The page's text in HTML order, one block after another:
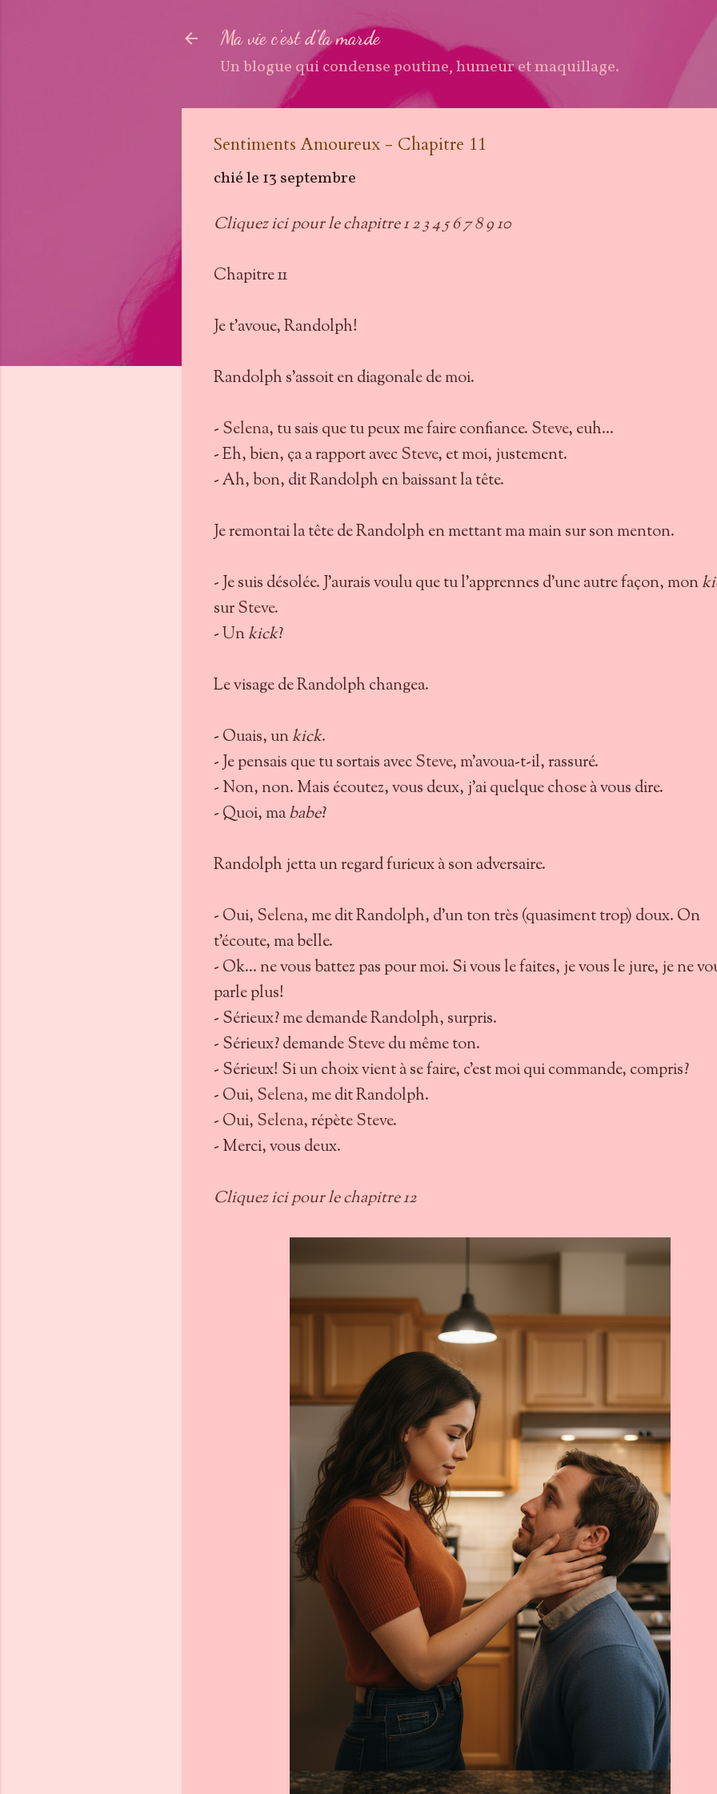
Ma vie c'est d'la marde
Un blogue qui condense poutine, humeur et maquillage.
Sentiments Amoureux - Chapitre 11
chié le 13 septembre
Cliquez ici pour le chapitre 12345 678910
Chapitre 11
Je t'avoue, Randolph!
Randolph s'assoit en diagonale de moi.
- Selena, tu sais que tu peux me faire confiance. Steve, euh...
- Eh, bien, ça a rapport avecSteve, et moi, justement.
- Ah, bon, dit Randolph en baissant la tête.
Je remontai la tête de Randolph en mettant ma main sur son menton.
- Je suis désolée. J'aurais voulu que tu l'apprennes d'une autre façon, mon
surSteve.
- Unkick?
Le visage de Randolph changea.
- Ouais, unkick.
- Je pensais que tu sortais avecSteve, m'avoua-t-il, rassuré.
- Non, non. Mais écoutez, vous deux, j'ai quelque chose à vous dire.
- Quoi, mababe?
Randolph jetta un regard furieux à son adversaire.
- Oui, Selena, me dit Randolph, d'un ton très (quasiment trop) doux. On
t'écoute, ma belle.
- Ok... ne vous battez pas pour moi. Si vous le faites, je vous le jure, je ne
parle plus!
- Sérieux? me demande Randolph, surpris.
- Sérieux? demandeStevedu même ton.
- Sérieux! Si un choix vient à se faire, c'est moi qui commande, compris?
- Oui, Selena, me dit Randolph.
- Oui, Selena, répèteSteve.
- Merci, vous deux.
Cliquez ici pour le chapitre 12